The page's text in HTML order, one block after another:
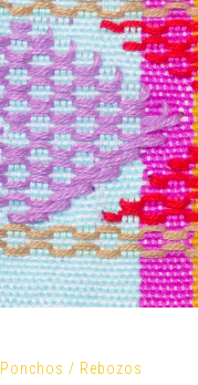
Ponchos / Rebozos